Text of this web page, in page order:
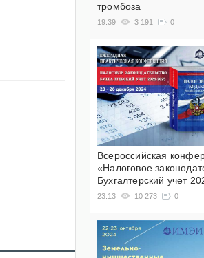
тромбоза
19:39 3 191 0
Всероссийская
«Налоговое
Бухгалтерский учет
23:13 10 273 0